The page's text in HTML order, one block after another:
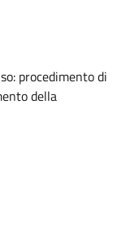
procedimento di
della